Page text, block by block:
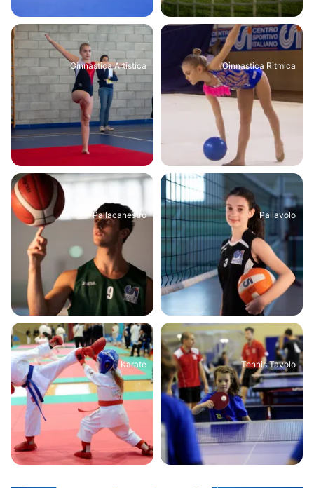
Ginnastica Artistica Ginnastica Ritmica
Pallacanestro Pallavolo
Karate Tennis Tavolo